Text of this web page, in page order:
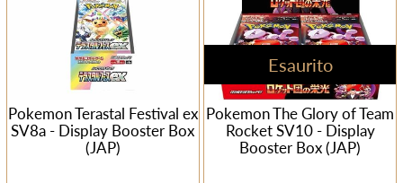
Pokemon Terastal Festival ex
SV8a - Display Booster Box
(JAP)
Esaurito
Pokemon The Glory of Team
Rocket SV10 - Display
Booster Box (JAP)